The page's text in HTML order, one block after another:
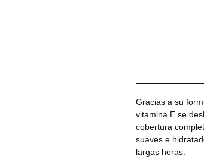
Gracias a su
vitamina E se
cobertura
suaves e
largas horas.